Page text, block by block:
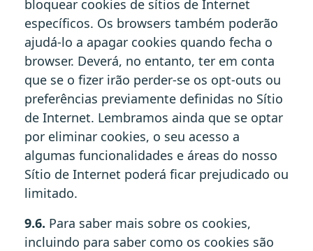
bloquear cookies de sítios de Internet
específicos. Os browsers também poderão
ajudá-lo a apagar cookies quando fecha o
browser. Deverá, no entanto, ter em conta
que se o fizer irão perder-se os opt-outs ou
preferências previamente definidas no Sítio
de Internet. Lembramos ainda que se optar
por eliminar cookies, o seu acesso a
algumas funcionalidades e áreas do nosso
Sítio de Internet poderá ficar prejudicado ou
limitado.
9.6. Para saber mais sobre os cookies,
incluindo para saber como os cookies são